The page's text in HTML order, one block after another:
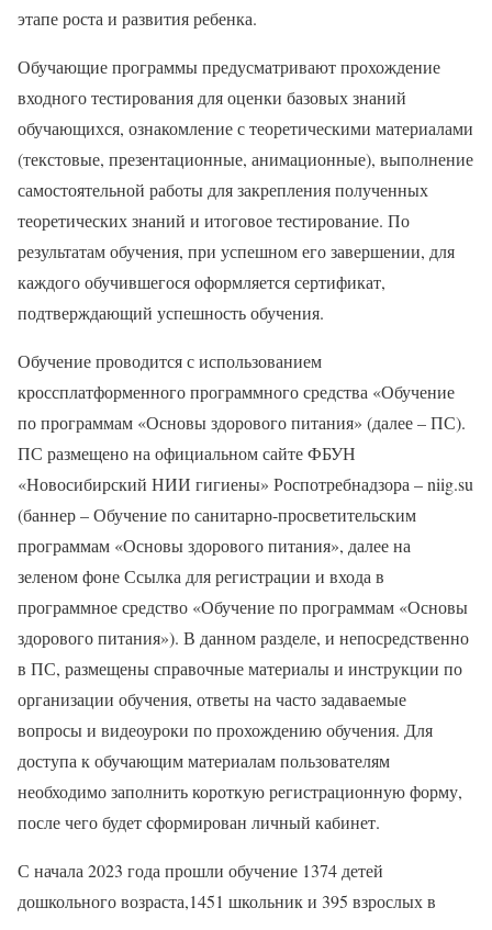
этапе роста и развития ребенка.
Обучающие программы предусматривают прохождение
входного тестирования для оценки базовых знаний
обучающихся, ознакомление с теоретическими материалами
(текстовые, презентационные, анимационные), выполнение
самостоятельной работы для закрепления полученных
теоретических знаний и итоговое тестирование. По
результатам обучения, при успешном его завершении, для
каждого обучившегося оформляется сертификат,
подтверждающий успешность обучения.
Обучение проводится с использованием
кроссплатформенного программного средства «Обучение
по программам «Основы здорового питания» (далее – ПС).
ПС размещено на официальном сайте ФБУН
«Новосибирский НИИ гигиены» Роспотребнадзора – niig.su
(баннер – Обучение по санитарно-просветительским
программам «Основы здорового питания», далее на
зеленом фоне Ссылка для регистрации и входа в
программное средство «Обучение по программам «Основы
здорового питания»). В данном разделе, и непосредственно
в ПС, размещены справочные материалы и инструкции по
организации обучения, ответы на часто задаваемые
вопросы и видеоуроки по прохождению обучения. Для
доступа к обучающим материалам пользователям
необходимо заполнить короткую регистрационную форму,
после чего будет сформирован личный кабинет.
С начала 2023 года прошли обучение 1374 детей
дошкольного возраста,1451 школьник и 395 взрослых в